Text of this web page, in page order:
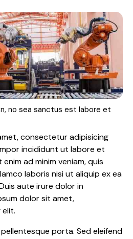
no sea sanctus est labore et
consectetur adipisicing
incididunt ut labore et
ad minim veniam, quis
laboris nisi ut aliquip ex ea
aute irure dolor in
dolor sit amet,
porta. Sed eleifend